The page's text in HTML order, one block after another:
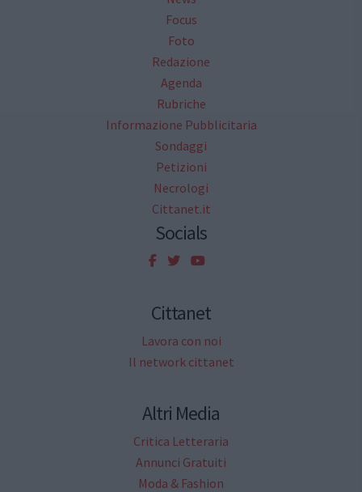
Focus
Foto
Redazione
Agenda
Rubriche
Informazione Pubblicitaria
Sondaggi
Petizioni
Necrologi
Cittanet.it
Socials
Cittanet
Lavora con noi
Il network cittanet
Altri Media
Critica Letteraria
Annunci Gratuiti
Moda & Fashion